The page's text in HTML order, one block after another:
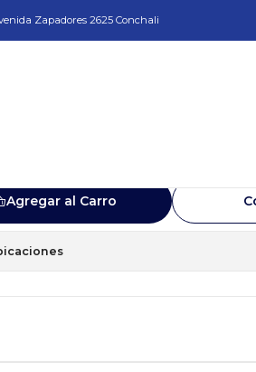
Zapadores 2625 Conchali
Testiguera Z1Z-
Agregar al Carro